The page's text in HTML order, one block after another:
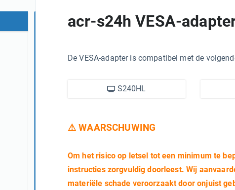
acr-s24h VESA-
De VESA-adapter is compatibel met de
S240HL
⚠ WAARSCHUWING
Om het risico op letsel tot een minimum te
instructies zorgvuldig doorleest. Wij
materiële schade veroorzaakt door onjuist